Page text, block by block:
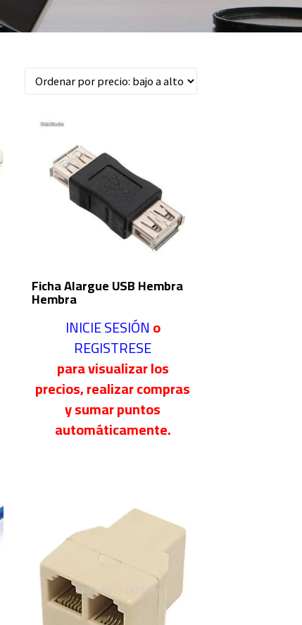
Ficha Alargue USB Hembra
Hembra
INICIE SESIÓNo
REGISTRESE
para visualizar los
precios, realizar compras
y sumar puntos
automáticamente.